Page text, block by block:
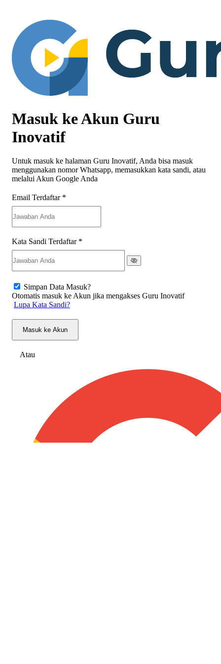
Masuk ke Akun Guru
Inovatif
Untuk masuk ke halaman Guru Inovatif, Anda bisa masuk
menggunakan nomor Whatsapp, memasukkan kata sandi, atau
melalui Akun Google Anda
Email Terdaftar *
Kata Sandi Terdaftar *
Simpan Data Masuk?
Otomatis masuk ke Akun jika mengakses Guru Inovatif
Lupa Kata Sandi?
Masuk ke Akun
Atau